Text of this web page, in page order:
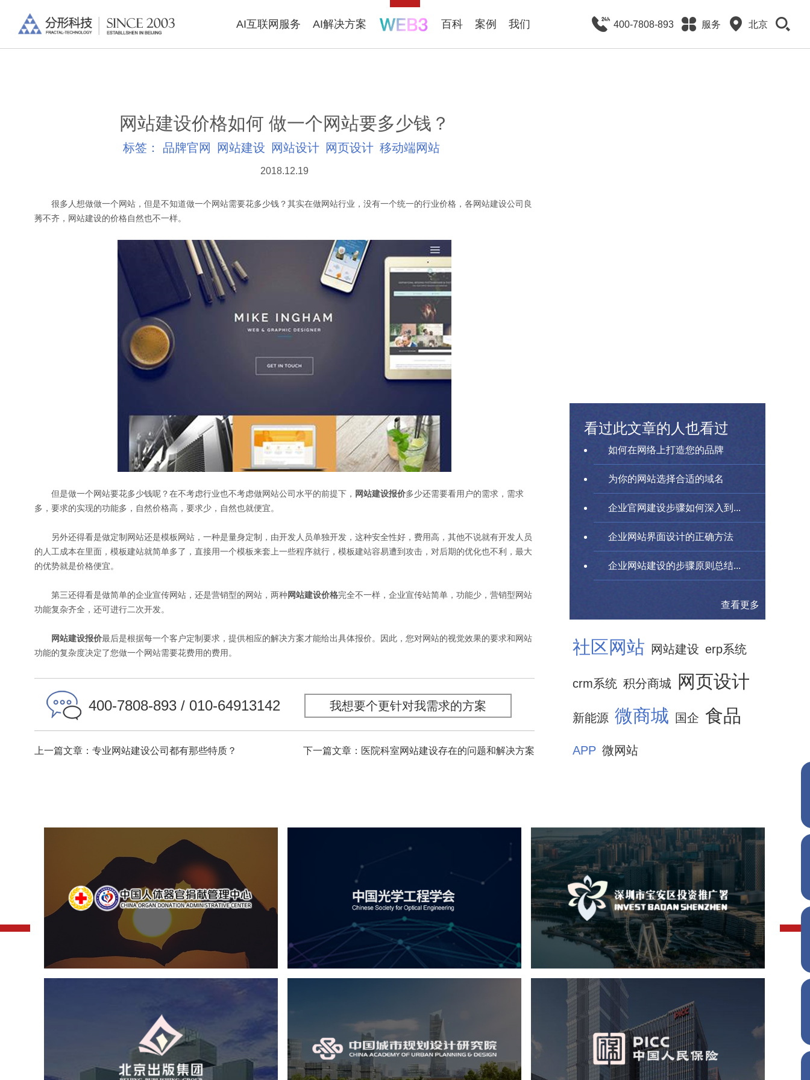
AI互联网服务 AI解决方案 百科 案例 我们 400-7808-893 服务 北京
网站建设价格如何 做一个网站要多少钱？
标签： 品牌官网 网站建设 网站设计 网页设计 移动端网站
2018.12.19
很多人想做做一个网站，但是不知道做一个网站需要花多少钱？其实在做网站行业，没有一个统一的行业价格，各网站建设公司良
莠不齐，网站建设的价格自然也不一样。
但是做一个网站要花多少钱呢？在不考虑行业也不考虑做网站公司水平的前提下， 网站建设报价多少还需要看用户的需求，需求
多，要求的实现的功能多，自然价格高，要求少，自然也就便宜。
另外还得看是做定制网站还是模板网站，一种是量身定制，由开发人员单独开发，这种安全性好，费用高，其他不说就有开发人员
的人工成本在里面，模板建站就简单多了，直接用一个模板来套上一些程序就行，模板建站容易遭到攻击，对后期的优化也不利，最大
的优势就是价格便宜。
第三还得看是做简单的企业宣传网站，还是营销型的网站，两种网站建设价格完全不一样，企业宣传站简单，功能少，营销型网站
功能复杂齐全，还可进行二次开发。
网站建设报价最后是根据每一个客户定制要求，提供相应的解决方案才能给出具体报价。因此，您对网站的视觉效果的要求和网站
功能的复杂度决定了您做一个网站需要花费用的费用。
400-7808-893 / 010-64913142 我想要个更针对我需求的方案
上一篇文章：专业网站建设公司都有那些特质？ 下一篇文章：医院科室网站建设存在的问题和解决方案
看过此文章的人也看过
如何在网络上打造您的品牌
为你的网站选择合适的域名
企业官网建设步骤如何深入到...
企业网站界面设计的正确方法
企业网站建设的步骤原则总结...
查看更多
社区网站 网站建设 erp系统
crm系统 积分商城 网页设计
新能源 微商城 国企 食品
APP 微网站
中国人体器官捐献管理中心
国企 品牌官网
网站设计
中国光学工程学会
机构组织 国企 品牌官网
网站建设
网站设计
深圳市宝安区投资推广署
机构组织 国企 品牌官网
网站建设
网站设计
北京出版集团
文化艺术 集团官网 品牌官网
中国城市规划设计研究院
机构组织 国企 品牌官网 网站建设
中国人民保险
金融保险 品牌官网 金融网站 网站建设